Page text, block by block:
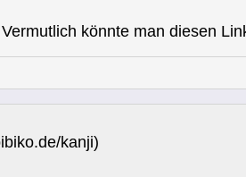
könnte man diesen
kanji)